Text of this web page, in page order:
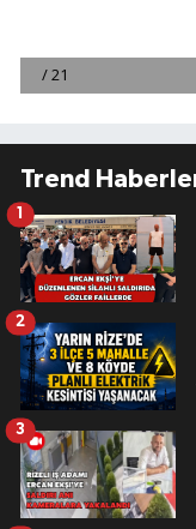
Trend
1
2
3